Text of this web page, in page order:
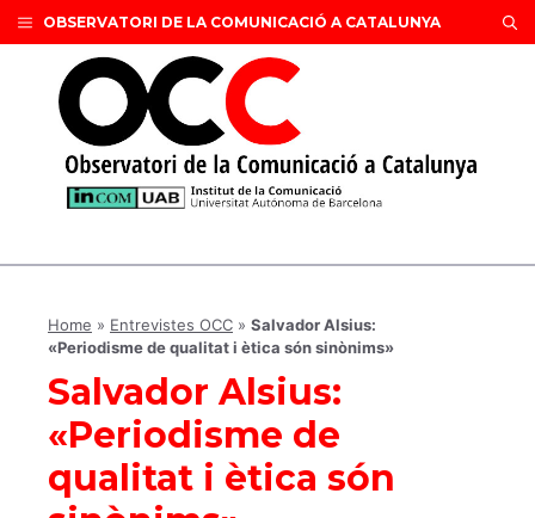
Vés
al
contingut
OBSERVATORI DE LA COMUNICACIÓ A CATALUNYA
Home » Entrevistes OCC » Salvador Alsius:
«Periodisme de qualitat i ètica són sinònims»
Salvador Alsius:
«Periodisme de
qualitat i ètica són